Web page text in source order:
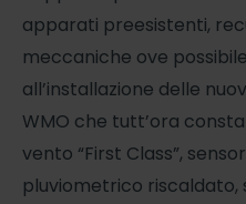
apparati preesistenti,
meccaniche ove
all’installazione delle
WMO che tutt’ora
vento “First Class”,
pluviometrico